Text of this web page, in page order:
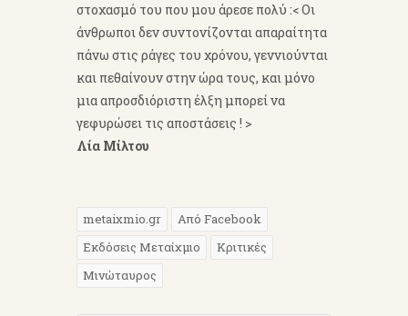
στοχασμό του που μου άρεσε πολύ :< Οι
άνθρωποι δεν συντονίζονται απαραίτητα
πάνω στις ράγες του χρόνου, γεννιούνται
και πεθαίνουν στην ώρα τους, και μόνο
μια απροσδιόριστη έλξη μπορεί να
γεφυρώσει τις αποστάσεις ! >
Λία Μίλτου
metaixmio.gr
Από Facebook
Εκδόσεις Μεταίχμιο
Κριτικές
Μινώταυρος